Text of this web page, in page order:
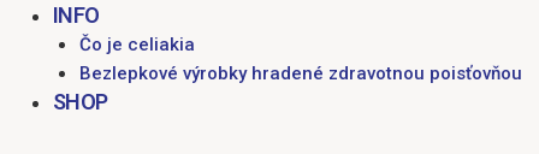
INFO
Čo je celiakia
Bezlepkové výrobky hradené zdravotnou poisťovňou
SHOP